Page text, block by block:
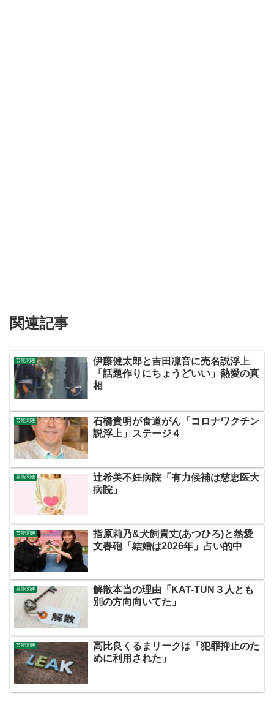
関連記事
芸能関連
伊藤健太郎と吉田凜音に売名説浮上
「話題作りにちょうどいい」熱愛の真
相
芸能関連
石橋貴明が食道がん「コロナワクチン
説浮上」ステージ４
芸能関連
辻希美不妊病院「有力候補は慈恵医大
病院」
芸能関連
指原莉乃&犬飼貴丈(あつひろ)と熱愛
文春砲「結婚は2026年」占い的中
芸能関連
解散本当の理由「KAT-TUN３人とも
別の方向向いてた」
芸能関連
高比良くるまリークは「犯罪抑止のた
めに利用された」